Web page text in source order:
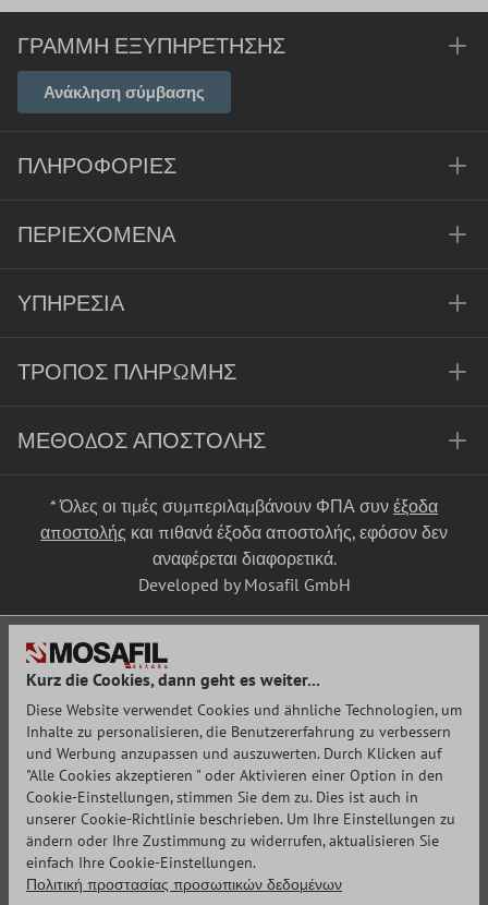
ΓΡΑΜΜΉ ΕΞΥΠΗΡΈΤΗΣΗΣ
Ανάκληση σύμβασης
ΠΛΗΡΟΦΟΡΊΕΣ
ΠΕΡΙΕΧΌΜΕΝΑ
ΥΠΗΡΕΣΊΑ
ΤΡΌΠΟΣ ΠΛΗΡΩΜΉΣ
ΜΈΘΟΔΟΣ ΑΠΟΣΤΟΛΉΣ
* Όλες οι τιμές συμπεριλαμβάνουν ΦΠΑ συν έξοδα
αποστολής και πιθανά έξοδα αποστολής, εφόσον δεν
αναφέρεται διαφορετικά.
Developed by Mosafil GmbH
Kurz die Cookies, dann geht es weiter...
Diese Website verwendet Cookies und ähnliche Technologien, um
Inhalte zu personalisieren, die Benutzererfahrung zu verbessern
und Werbung anzupassen und auszuwerten. Durch Klicken auf
"Alle Cookies akzeptieren " oder Aktivieren einer Option in den
Cookie-Einstellungen, stimmen Sie dem zu. Dies ist auch in
unserer Cookie-Richtlinie beschrieben. Um Ihre Einstellungen zu
ändern oder Ihre Zustimmung zu widerrufen, aktualisieren Sie
einfach Ihre Cookie-Einstellungen.
Πολιτική προστασίας προσωπικών δεδομένων